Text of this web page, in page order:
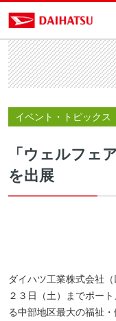
イベント・トピックス
「ウェルフェ
を出展
ダイハツ工業株式会社
２３日（土）までポー
る中部地区最大の福祉